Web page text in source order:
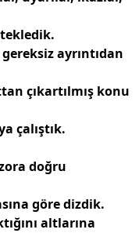
ayrıntıdan
çıkartılmış konu
çalıştık.
doğru
göre dizdik.
altlarına